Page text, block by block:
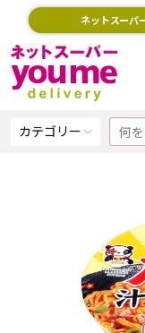
ネットスーパ
カテゴリー